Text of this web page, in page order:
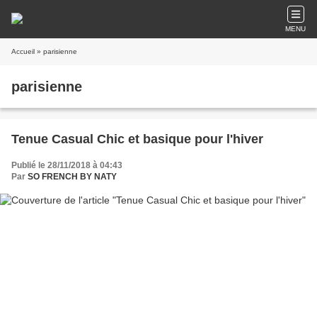
MENU
Accueil » parisienne
parisienne
Tenue Casual Chic et basique pour l'hiver
Publié le 28/11/2018 à 04:43
Par SO FRENCH BY NATY